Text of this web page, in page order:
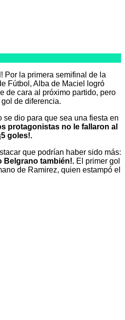
Por la primera semifinal de la
Fútbol, Alba de Maciel logró
de cara al próximo partido, pero
de diferencia.
se dio para que sea una fiesta en
protagonistas no le fallaron al
goles!.
que podrían haber sido más:
Belgrano también!. El primer gol
de Ramirez, quien estampó el